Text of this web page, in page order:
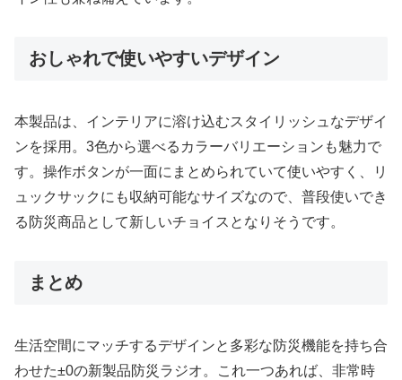
おしゃれで使いやすいデザイン
本製品は、インテリアに溶け込むスタイリッシュなデザイ
ンを採用。3色から選べるカラーバリエーションも魅力で
す。操作ボタンが一面にまとめられていて使いやすく、リ
ュックサックにも収納可能なサイズなので、普段使いでき
る防災商品として新しいチョイスとなりそうです。
まとめ
生活空間にマッチするデザインと多彩な防災機能を持ち合
わせた±0の新製品防災ラジオ。これ一つあれば、非常時